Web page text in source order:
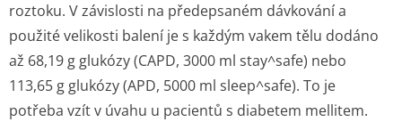
roztoku. V závislosti na předepsaném dávkování a
použité velikosti balení je s každým vakem tělu dodáno
až 68,19 g glukózy (CAPD, 3000 ml stay^safe) nebo
113,65 g glukózy (APD, 5000 ml sleep^safe). To je
potřeba vzít v úvahu u pacientů s diabetem mellitem.